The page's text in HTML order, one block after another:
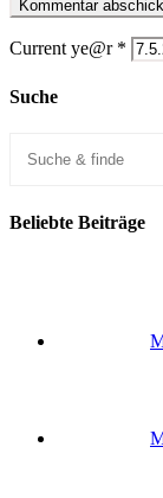
Current ye@r *
Suche
Beliebte Beiträge